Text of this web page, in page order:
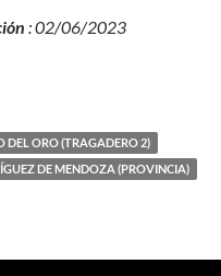
: 02/06/2023
DEL ORO (TRAGADERO 2)
DE MENDOZA (PROVINCIA)